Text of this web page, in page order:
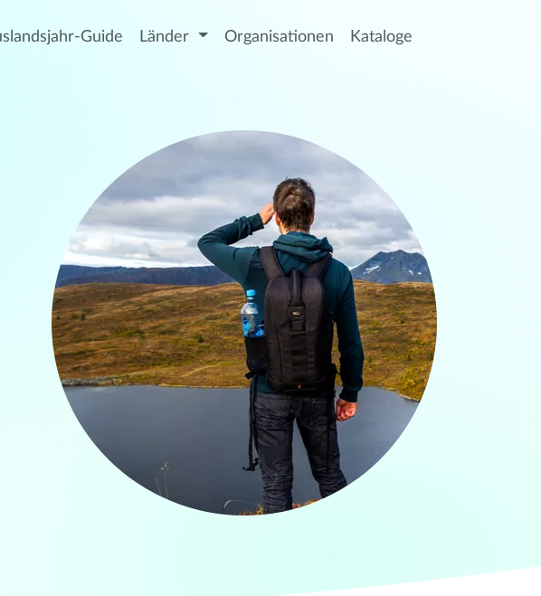
Guide Länder Organisationen Kataloge